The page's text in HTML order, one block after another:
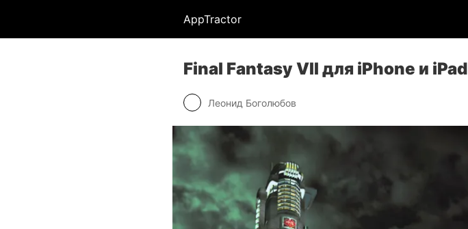
AppTractor
Final Fantasy VII для iPhone и iPad
Леонид Боголюбов